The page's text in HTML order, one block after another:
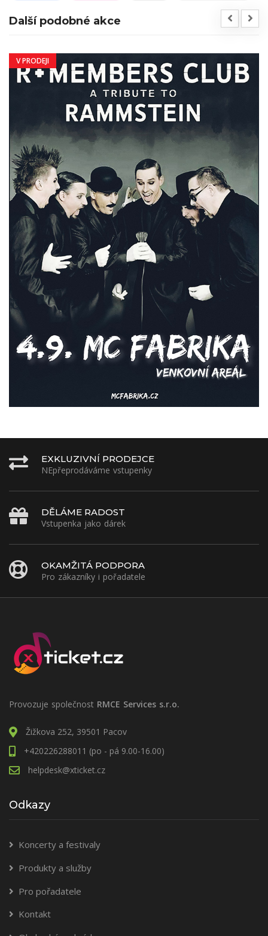
Další podobné akce
V PRODEJI
EXKLUZIVNÍ PRODEJCE
NEpřeprodáváme vstupenky
DĚLÁME RADOST
Vstupenka jako dárek
OKAMŽITÁ PODPORA
Pro zákazníky i pořadatele
Provozuje společnost RMCE Services s.r.o.
Žižkova 252, 39501 Pacov
+420226288011 (po - pá 9.00-16.00)
helpdesk@xticket.cz
Odkazy
Koncerty a festivaly
Produkty a služby
Pro pořadatele
Kontakt